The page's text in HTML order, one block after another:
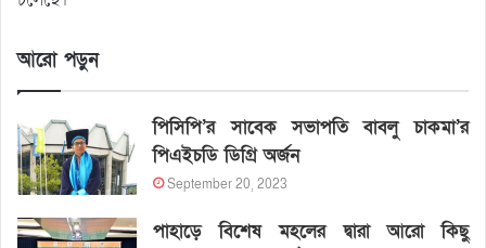
আরো পড়ুন
পিসিপি’র সাবেক সভাপতি বাবলু চাকমা’র
পিএইচডি ডিগ্রি অর্জন
September 20, 2023
পাহাড়ে বিশেষ মহলের দ্বারা আরো কিছু